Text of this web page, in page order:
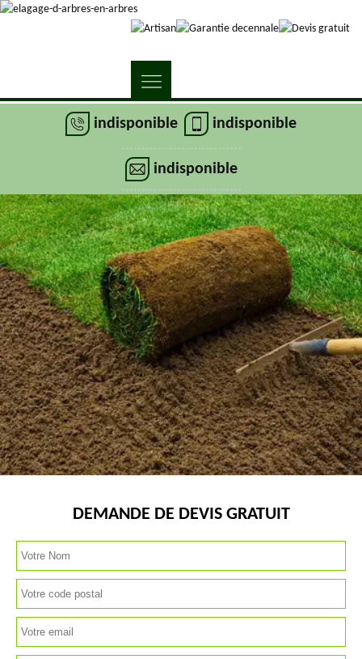
indisponible indisponible
indisponible
DEMANDE DE DEVIS GRATUIT